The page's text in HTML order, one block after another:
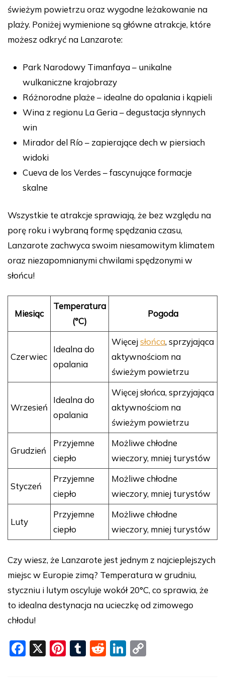
świeżym powietrzu oraz wygodne leżakowanie na
plaży. Poniżej wymienione są główne atrakcje, które
możesz odkryć na Lanzarote:
Park Narodowy Timanfaya – unikalne
wulkaniczne krajobrazy
Różnorodne plaże – idealne do opalania i kąpieli
Wina z regionu La Geria – degustacja słynnych
win
Mirador del Río – zapierające dech w piersiach
widoki
Cueva de los Verdes – fascynujące formacje
skalne
Wszystkie te atrakcje sprawiają, że bez względu na
porę roku i wybraną formę spędzania czasu,
Lanzarote zachwyca swoim niesamowitym klimatem
oraz niezapomnianymi chwilami spędzonymi w
słońcu!
Miesiąc
Temperatura
(°C)
Pogoda
Czerwiec
Idealna do
opalania
Więcejsłońca, sprzyjająca
aktywnościom na
świeżym powietrzu
Wrzesień
Idealna do
opalania
Więcej słońca, sprzyjająca
aktywnościom na
świeżym powietrzu
Grudzień
Przyjemne
ciepło
Możliwe chłodne
wieczory, mniej turystów
Styczeń
Przyjemne
ciepło
Możliwe chłodne
wieczory, mniej turystów
Luty
Przyjemne
ciepło
Możliwe chłodne
wieczory, mniej turystów
Czy wiesz, że Lanzarote jest jednym z najcieplejszych
miejsc w Europie zimą? Temperatura w grudniu,
styczniu i lutym oscyluje wokół 20°C, co sprawia, że
to idealna destynacja na ucieczkę od zimowego
chłodu!
F
X
Pi T
R
Li